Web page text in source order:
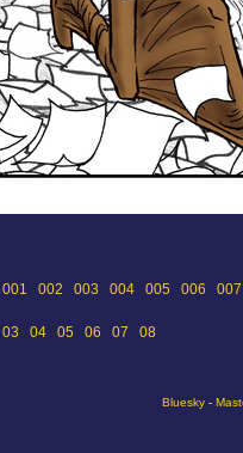
001 002 003 004 005 006 007
03 04 05 06 07 08
Bluesky-